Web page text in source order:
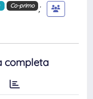
Co-primo
;
completa